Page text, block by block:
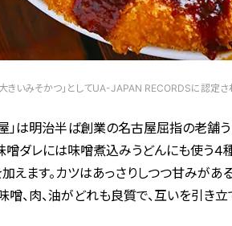
きいみそかつ」としてUA-JAPAN RECORDSに認定
」は明治半ば創業の名古屋屈指の老舗
噌ダレには味噌煮込みうどんにも使う４
えます。カツはあっさりしつつ甘みが
噌、肉、油がどれも良質で、互いを引き立